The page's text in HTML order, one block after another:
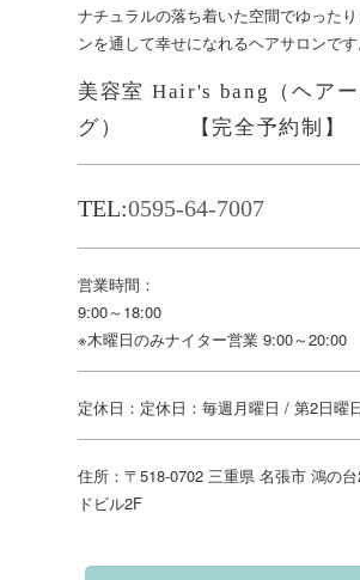
ナチュラルの落ち着いた空間でゆった
ンを通して幸せになれるヘアサロンです
美容室 Hair's bang（ヘア
グ） 【完全予約制】
TEL:0595-64-7007
営業時間：
9:00～18:00
※木曜日のみナイター営業 9:00～20:00
定休日：定休日：毎週月曜日 / 第2日曜
住所：〒518-0702 三重県 名張市 鴻の
ドビル2F